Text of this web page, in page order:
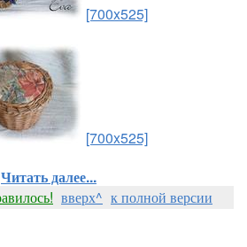
[700x525]
[700x525]
Читать далее...
вверх^ к полной версии